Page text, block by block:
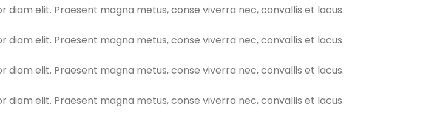
elit. Praesent magna metus, conse viverra nec, convallis et lacus.
elit. Praesent magna metus, conse viverra nec, convallis et lacus.
elit. Praesent magna metus, conse viverra nec, convallis et lacus.
elit. Praesent magna metus, conse viverra nec, convallis et lacus.